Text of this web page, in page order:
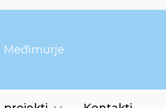
Međimurje